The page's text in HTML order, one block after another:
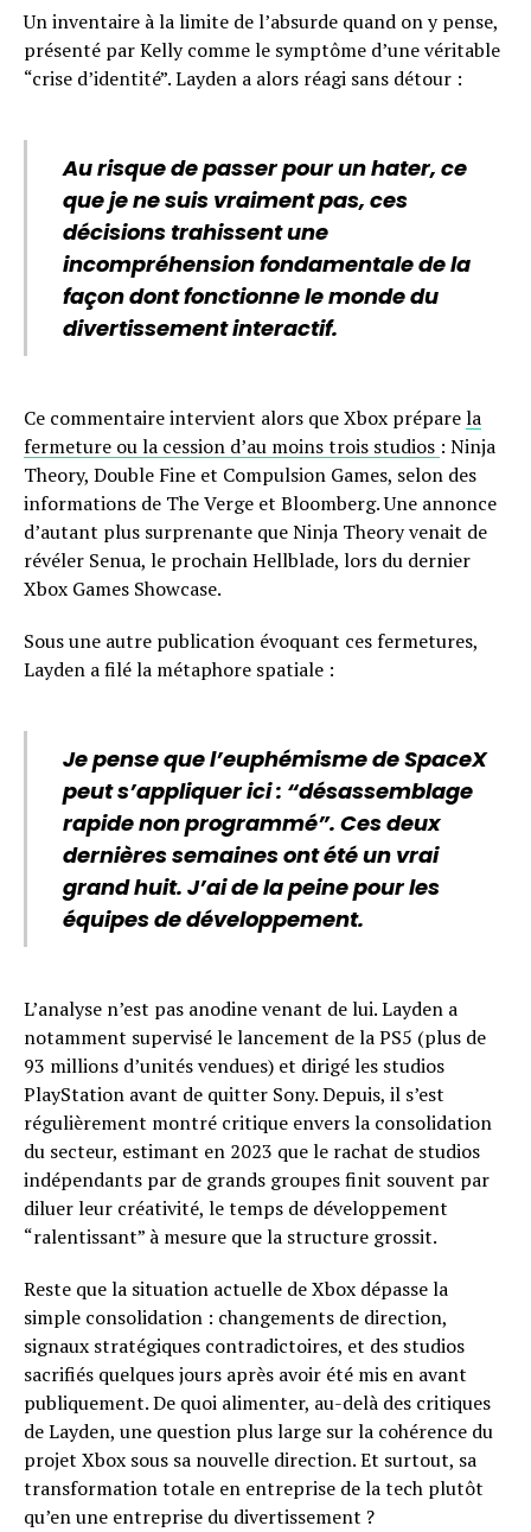
Un inventaire à la limite de l’absurde quand on y pense,
présenté par Kelly comme le symptôme d’une véritable
“crise d’identité”. Layden a alors réagi sans détour :
Au risque de passer pour un hater, ce
que je ne suis vraiment pas, ces
décisions trahissent une
incompréhension fondamentale de la
façon dont fonctionne le monde du
divertissement interactif.
Ce commentaire intervient alors que Xbox préparela
fermeture ou la cession d’au moins trois studios : Ninja
Theory, Double Fine et Compulsion Games, selon des
informations de The Verge et Bloomberg. Une annonce
d’autant plus surprenante que Ninja Theory venait de
révéler Senua, le prochain Hellblade, lors du dernier
Xbox Games Showcase.
Sous une autre publication évoquant ces fermetures,
Layden a filé la métaphore spatiale :
Je pense que l’euphémisme de SpaceX
peut s’appliquer ici : “désassemblage
rapide non programmé”. Ces deux
dernières semaines ont été un vrai
grand huit. J’ai de la peine pour les
équipes de développement.
L’analyse n’est pas anodine venant de lui. Layden a
notamment supervisé le lancement de la PS5 (plus de
93 millions d’unités vendues) et dirigé les studios
PlayStation avant de quitter Sony. Depuis, il s’est
régulièrement montré critique envers la consolidation
du secteur, estimant en 2023 que le rachat de studios
indépendants par de grands groupes finit souvent par
diluer leur créativité, le temps de développement
“ralentissant” à mesure que la structure grossit.
Reste que la situation actuelle de Xbox dépasse la
simple consolidation : changements de direction,
signaux stratégiques contradictoires, et des studios
sacrifiés quelques jours après avoir été mis en avant
publiquement. De quoi alimenter, au-delà des critiques
de Layden, une question plus large sur la cohérence du
projet Xbox sous sa nouvelle direction. Et surtout, sa
transformation totale en entreprise de la tech plutôt
qu’en une entreprise du divertissement ?